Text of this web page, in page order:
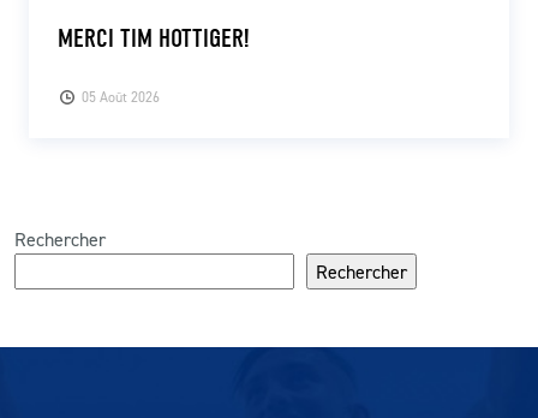
05 Août 2026
MERCI TIM HOTTIGER!
Rechercher
Rechercher